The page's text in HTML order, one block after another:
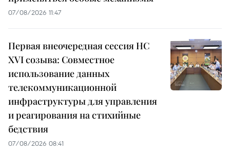
07/08/2026 11:47
Первая внеочередная сессия НС
XVI созыва: Совместное
использование данных
телекоммуникационной
инфраструктуры для управления
и реагирования на стихийные
бедствия
07/08/2026 08:41